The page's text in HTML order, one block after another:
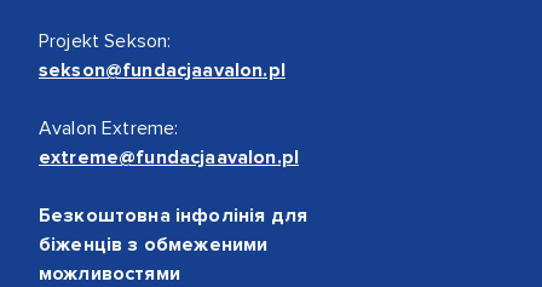
Projekt Sekson:
sekson@fundacjaavalon.pl
Avalon Extreme:
extreme@fundacjaavalon.pl
Безкоштовна інфолінія для
біженців з обмеженими
можливостями